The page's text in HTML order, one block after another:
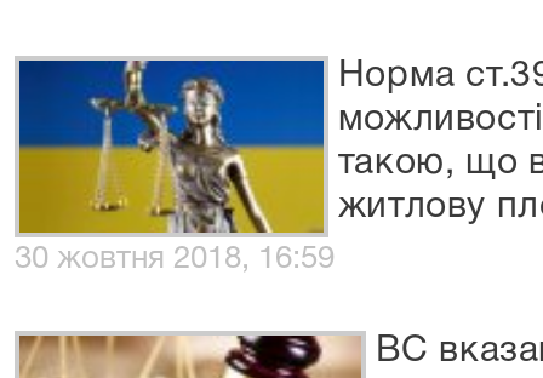
Норма
такою, що
житлову
30 жовтня 2018, 16:59
ВС